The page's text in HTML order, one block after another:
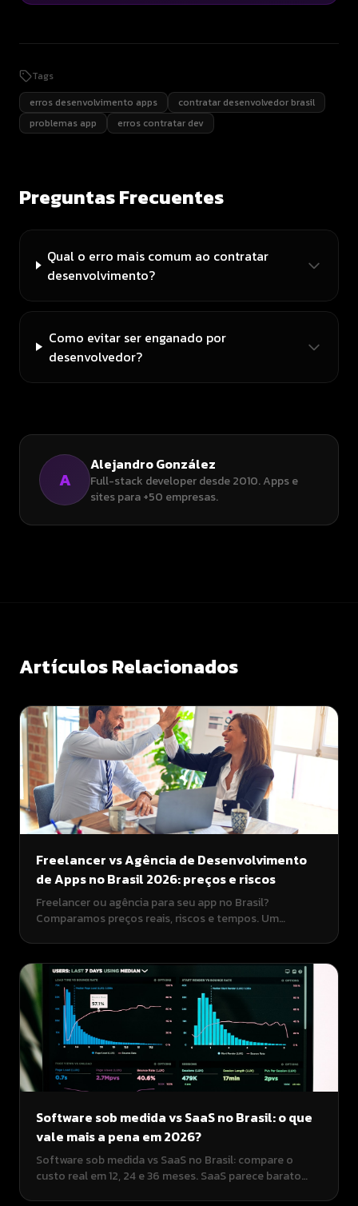
Tags
erros desenvolvimento apps
contratar desenvolvedor brasil
problemas app
erros contratar dev
Preguntas Frecuentes
Qual o erro mais comum ao contratar
desenvolvimento?
Como evitar ser enganado por
desenvolvedor?
A
Alejandro González
Full-stack developer desde 2010. Apps e
sites para +50 empresas.
Artículos Relacionados
Freelancer vs Agência de Desenvolvimento
de Apps no Brasil 2026: preços e riscos
Freelancer ou agência para seu app no Brasil?
Comparamos preços reais, riscos e tempos. Um
profissionalismo pelo preço justo.
Software sob medida vs SaaS no Brasil: o que
vale mais a pena em 2026?
Software sob medida vs SaaS no Brasil: compare o
custo real em 12, 24 e 36 meses. SaaS parece barato